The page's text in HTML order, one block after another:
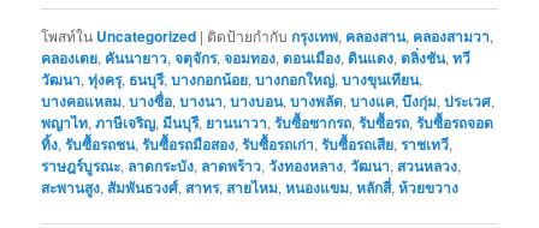
โพสท์ใน Uncategorized | ติดป้ายกำกับ กรุงเทพ, คลองสาน, คลองสามวา,
คลองเตย, คันนายาว,จตุจักร,จอมทอง,ดอนเมือง,ดินแดง,ตลิ่งชัน,ทวี
วัฒนา,ทุ่งครุ, ธนบุรี,บางกอกน้อย,บางกอกใหญ่,บางขุนเทียน,
บางคอแหลม,บางซื่อ,บางนา,บางบอน,บางพลัด,บางแค,บึงกุ่ม,ประเวศ,
พญาไท,ภาษีเจริญ,มีนบุรี, ยานนาวา,รับซื้อซากรถ,รับซื้อรถ,รับซื้อรถจอด
ทิ้ง,รับซื้อรถชน,รับซื้อรถมือสอง,รับซื้อรถเก่า,รับซื้อรถเสีย,ราชเทวี,
ราษฎร์บูรณะ, ลาดกระบัง, ลาดพร้าว,วังทองหลาง,วัฒนา, สวนหลวง,
สะพานสูง, สัมพันธวงศ์, สาทร, สายไหม,หนองแขม,หลักสี่,ห้วยขวาง